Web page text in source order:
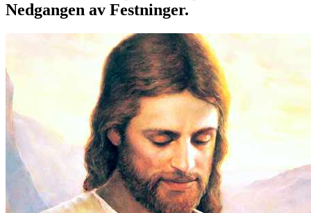
Nedgangen av Festninger.